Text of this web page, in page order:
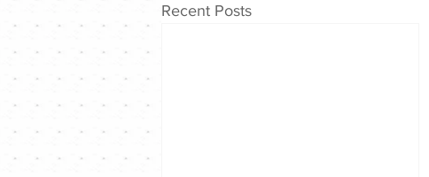
Recent Posts